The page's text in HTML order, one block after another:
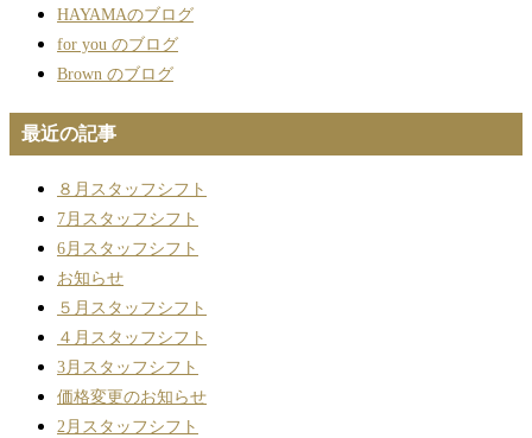
HAYAMAのブログ
for you のブログ
Brown のブログ
最近の記事
８月スタッフシフト
7月スタッフシフト
6月スタッフシフト
お知らせ
５月スタッフシフト
４月スタッフシフト
3月スタッフシフト
価格変更のお知らせ
2月スタッフシフト